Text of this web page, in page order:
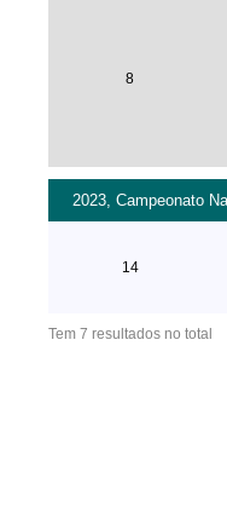
8
2023, Campeonato
14
Tem 7 resultados no total